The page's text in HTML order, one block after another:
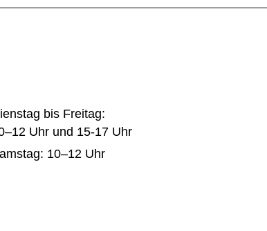
bis Freitag:
Uhr und 15-17 Uhr
10–12 Uhr